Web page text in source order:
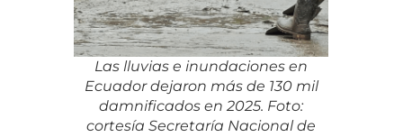
Las lluvias e inundaciones en
Ecuador dejaron más de 130 mil
damnificados en 2025. Foto:
cortesía Secretaría Nacional de